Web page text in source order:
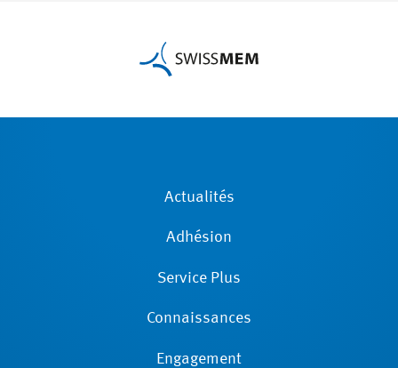
Actualités
Adhésion
Service Plus
Connaissances
Engagement